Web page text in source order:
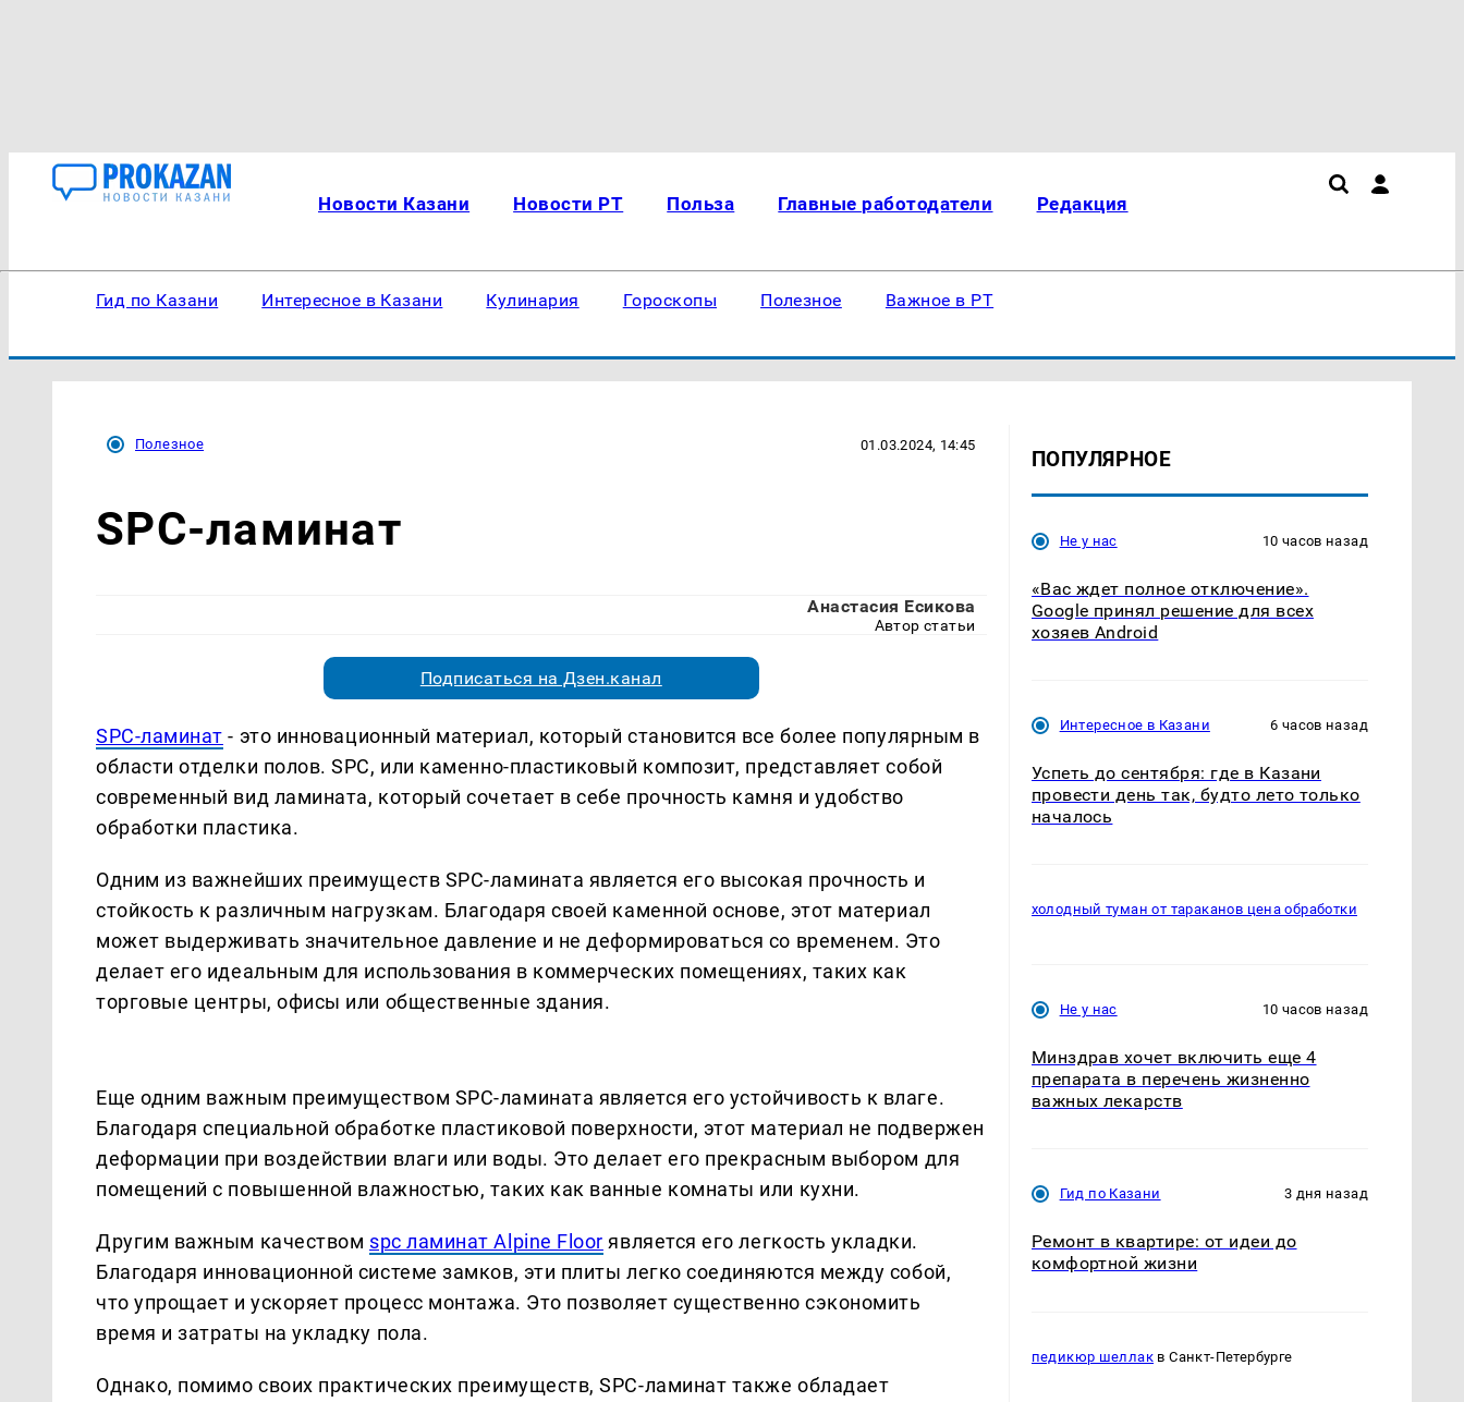
Новости Казани Новости РТ Польза Главные работодатели Редакция
Гид по Казани Интересное в Казани Кулинария Гороскопы Полезное Важное в РТ
Полезное 01.03.2024, 14:45
SPC-ламинат
Анастасия Есикова
Автор статьи
Подписаться на Дзен.канал
SPC-ламинат - это инновационный материал, который становится все более популярным в
области отделки полов. SPC, или каменно-пластиковый композит, представляет собой
современный вид ламината, который сочетает в себе прочность камня и удобство
обработки пластика.
Одним из важнейших преимуществ SPC-ламината является его высокая прочность и
стойкость к различным нагрузкам. Благодаря своей каменной основе, этот материал
может выдерживать значительное давление и не деформироваться со временем. Это
делает его идеальным для использования в коммерческих помещениях, таких как
торговые центры, офисы или общественные здания.
Еще одним важным преимуществом SPC-ламината является его устойчивость к влаге.
Благодаря специальной обработке пластиковой поверхности, этот материал не подвержен
деформации при воздействии влаги или воды. Это делает его прекрасным выбором для
помещений с повышенной влажностью, таких как ванные комнаты или кухни.
Другим важным качеством spc ламинат Alpine Floor является его легкость укладки.
Благодаря инновационной системе замков, эти плиты легко соединяются между собой,
что упрощает и ускоряет процесс монтажа. Это позволяет существенно сэкономить
время и затраты на укладку пола.
Однако, помимо своих практических преимуществ, SPC-ламинат также обладает
ПОПУЛЯРНОЕ
Не у нас 10 часов назад
«Вас ждет полное отключение».
Google принял решение для всех
хозяев Android
Интересное в Казани 6 часов назад
Успеть до сентября: где в Казани
провести день так, будто лето только
началось
холодный туман от тараканов цена обработки
Не у нас 10 часов назад
Минздрав хочет включить еще 4
препарата в перечень жизненно
важных лекарств
Гид по Казани 3 дня назад
Ремонт в квартире: от идеи до
комфортной жизни
педикюр шеллак в Санкт-Петербурге